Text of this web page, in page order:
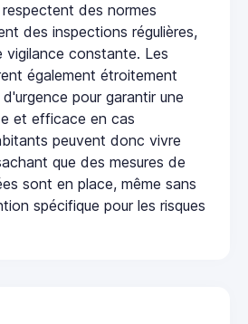
des normes
des inspections régulières,
vigilance constante. Les
également étroitement
pour garantir une
et efficace en cas
peuvent donc vivre
que des mesures de
sont en place, même sans
spécifique pour les risques